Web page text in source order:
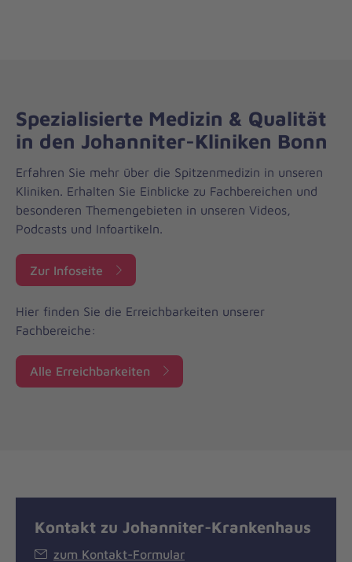
Spezialisierte Medizin & Qualität
in den Johanniter-Kliniken Bonn
Erfahren Sie mehr über die Spitzenmedizin in unseren
Kliniken. Erhalten Sie Einblicke zu Fachbereichen und
besonderen Themengebieten in unseren Videos,
Podcasts und Infoartikeln.
Zur Infoseite
Hier finden Sie die Erreichbarkeiten unserer
Fachbereiche:
Alle Erreichbarkeiten
Kontakt zu Johanniter-Krankenhaus
zum Kontakt-Formular